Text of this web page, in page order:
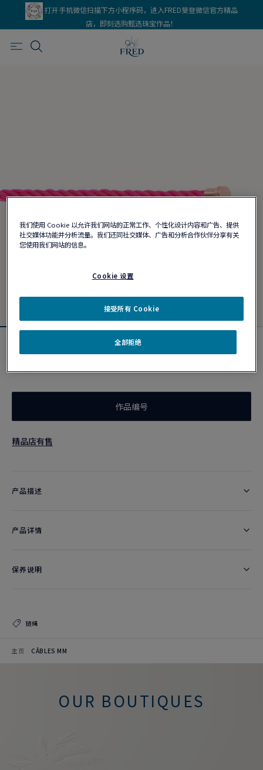
打开手机微信扫描下方小程序码，进入FRED斐登微信官方精品
店，即刻选购甄选珠宝作品！
霓虹粉色链绳
作品编号
精品店有售
产品描述
产品详情
保养说明
链绳
主页 CÂBLES MM
OUR BOUTIQUES
我们使用 Cookie 以允许我们网站的正常工作、个性化设计内容和广告、提供
社交媒体功能并分析流量。我们还同社交媒体、广告和分析合作伙伴分享有关
您使用我们网站的信息。
Cookie 设置
全部拒绝
接受所有 Cookie